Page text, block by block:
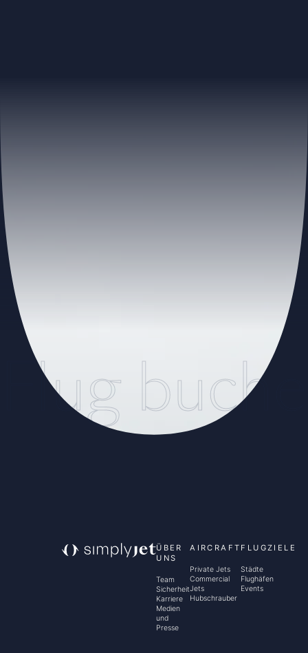
Flug
ÜBER
UNS
Team
Sicherheit
Karriere
Medien
und
Presse
AIRCRAFT
Private Jets
Commercial
Jets
Hubschrauber
FLUGZIELE
Städte
Flughäfen
Events